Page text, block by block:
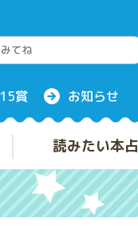
賞 お知らせ
読みたい本